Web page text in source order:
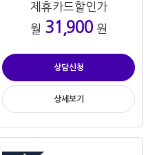
제휴카드할인가
월 31,900원
상담신청
상세보기